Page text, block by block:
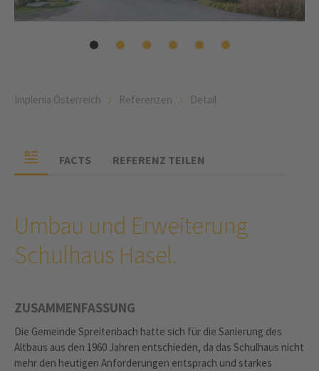
Implenia Österreich Referenzen Detail
FACTS REFERENZ TEILEN
Umbau und Erweiterung
Schulhaus Hasel.
ZUSAMMENFASSUNG
Die Gemeinde Spreitenbach hatte sich für die Sanierung des
Altbaus aus den 1960 Jahren entschieden, da das Schulhaus nicht
mehr den heutigen Anforderungen entsprach und starkes